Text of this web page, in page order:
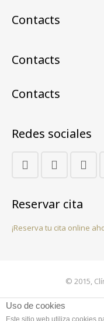
Contacts
Contacts
Contacts
Redes sociales
Reservar cita
¡Reserva tu cita online
© 2015,
Uso de cookies
Este sitio web utiliza cookies